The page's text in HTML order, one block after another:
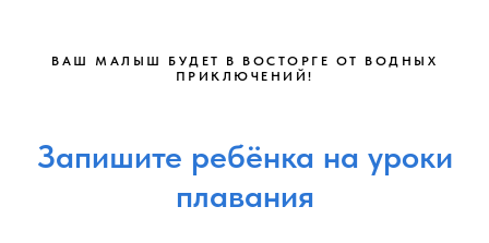
ВАШ МАЛЫШ БУДЕТ В ВОСТОРГЕ ОТ ВОДНЫХ
ПРИКЛЮЧЕНИЙ!
Запишите ребёнка на уроки
плавания